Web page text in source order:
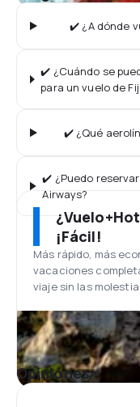
✔️ ¿A dónde
✔️ ¿Cuándo se
para un vuelo de
✔️ ¿Qué
✔️ ¿Puedo
Airways?
¡Fácil!
Más rápido, más
vacaciones
viaje sin las
Opiniones